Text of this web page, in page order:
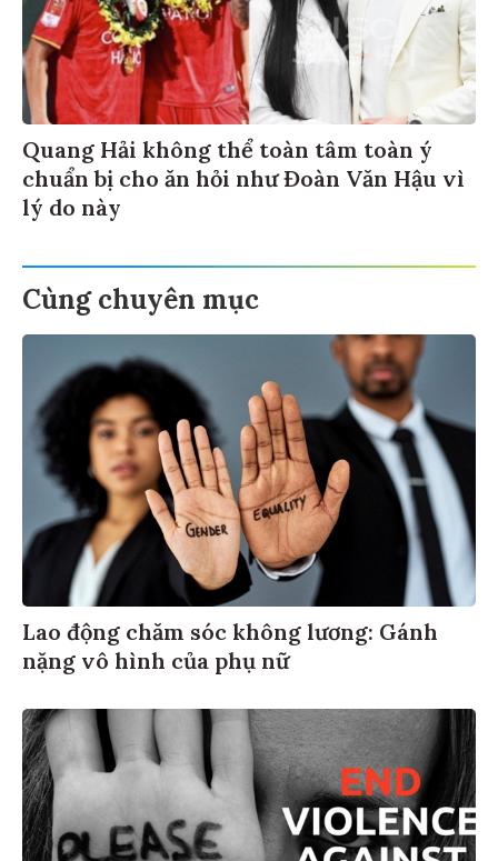
Quang Hải không thể toàn tâm toàn ý
chuẩn bị cho ăn hỏi như Đoàn Văn Hậu vì
lý do này
Cùng chuyên mục
Lao động chăm sóc không lương: Gánh
nặng vô hình của phụ nữ